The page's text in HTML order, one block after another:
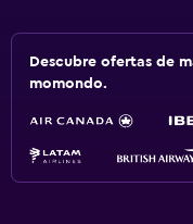
Descubre ofertas de
momondo.